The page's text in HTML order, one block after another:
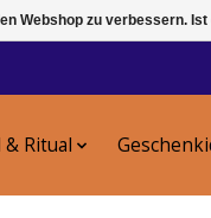
Ritual
Webshop zu verbessern.